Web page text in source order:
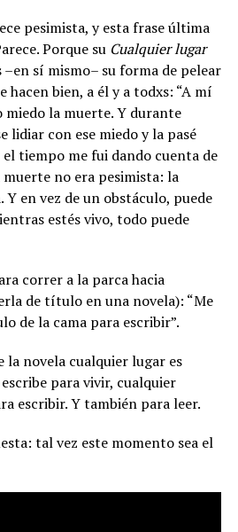
pesimista, y esta frase última
Porque su Cualquier lugar
–en sí mismo– su forma de pelear
hacen bien, a él y a todxs: “A mí
miedo la muerte. Y durante
lidiar con ese miedo y la pasé
el tiempo me fui dando cuenta de
no era pesimista: la
Y en vez de un obstáculo, puede
estés vivo, todo puede
correr a la parca hacia
de título en una novela): “Me
de la cama para escribir”.
la novela cualquier lugar es
para vivir, cualquier
escribir. Y también para leer.
tal vez este momento sea el